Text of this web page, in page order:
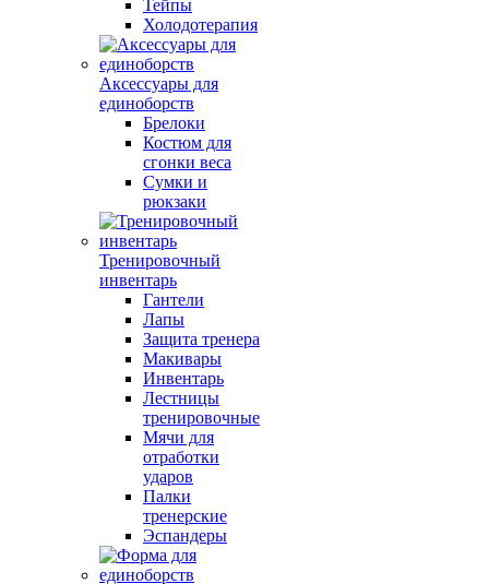
Тейпы
Холодотерапия
Аксессуары для
единоборств
Брелоки
Костюм для
сгонки веса
Сумки и
рюкзаки
Тренировочный
инвентарь
Гантели
Лапы
Защита тренера
Макивары
Инвентарь
Лестницы
тренировочные
Мячи для
отработки
ударов
Палки
тренерские
Эспандеры